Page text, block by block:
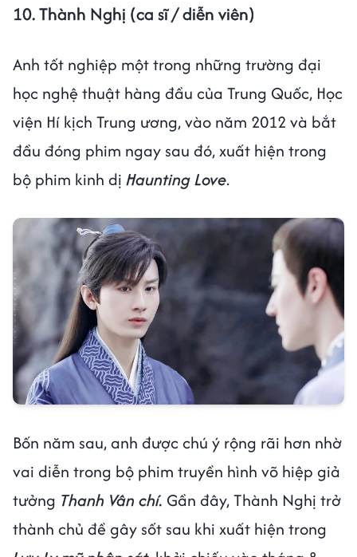
10. Thành Nghị (ca sĩ / diễn viên)
Anh tốt nghiệp một trong những trường đại
học nghệ thuật hàng đầu của Trung Quốc, Học
viện Hí kịch Trung ương, vào năm 2012 và bắt
đầu đóng phim ngay sau đó, xuất hiện trong
bộ phim kinh dị Haunting Love.
Bốn năm sau, anh được chú ý rộng rãi hơn nhờ
vai diễn trong bộ phim truyền hình võ hiệp giả
tưởng Thanh Vân chí. Gần đây, Thành Nghị trở
thành chủ đề gây sốt sau khi xuất hiện trong